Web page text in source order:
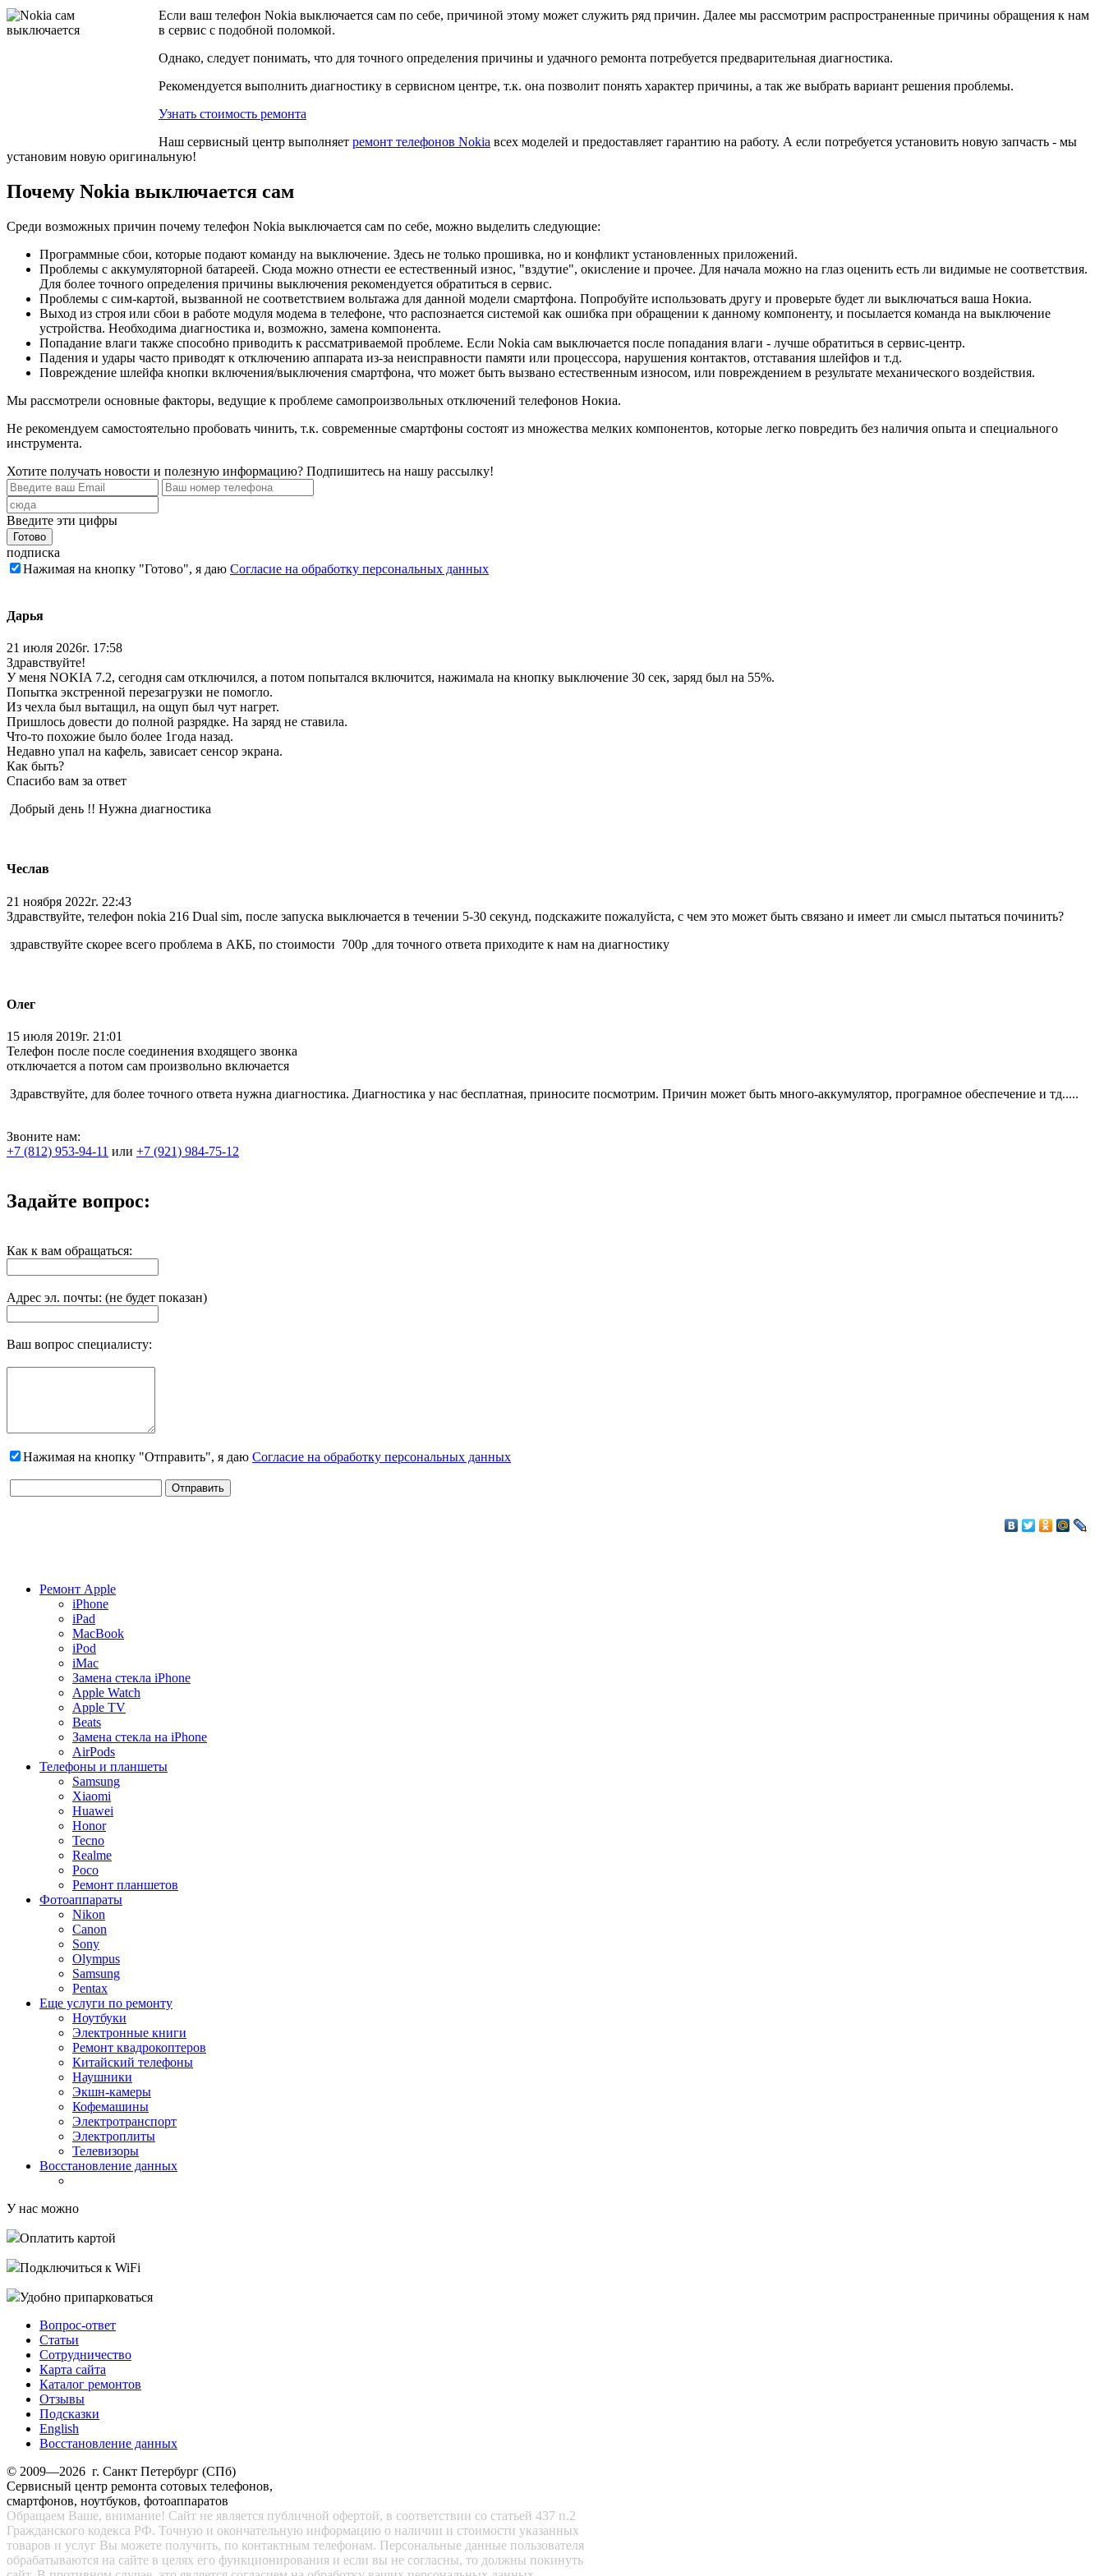
Если ваш телефон Nokia выключается сам по себе, причиной этому может служить ряд причин. Далее мы рассмотрим распространенные причины обращения к нам
в сервис с подобной поломкой.
Однако, следует понимать, что для точного определения причины и удачного ремонта потребуется предварительная диагностика.
Рекомендуется выполнить диагностику в сервисном центре, т.к. она позволит понять характер причины, а так же выбрать вариант решения проблемы.
Узнать стоимость ремонта
Наш сервисный центр выполняет ремонт телефонов Nokia всех моделей и предоставляет гарантию на работу. А если потребуется установить новую запчасть - мы
установим новую оригинальную!
Почему Nokia выключается сам
Среди возможных причин почему телефон Nokia выключается сам по себе, можно выделить следующие:
Программные сбои, которые подают команду на выключение. Здесь не только прошивка, но и конфликт установленных приложений.
Проблемы с аккумуляторной батареей. Сюда можно отнести ее естественный износ, "вздутие", окисление и прочее. Для начала можно на глаз оценить есть ли видимые не соответствия.
Для более точного определения причины выключения рекомендуется обратиться в сервис.
Проблемы с сим-картой, вызванной не соответствием вольтажа для данной модели смартфона. Попробуйте использовать другу и проверьте будет ли выключаться ваша Нокиа.
Выход из строя или сбои в работе модуля модема в телефоне, что распознается системой как ошибка при обращении к данному компоненту, и посылается команда на выключение
устройства. Необходима диагностика и, возможно, замена компонента.
Попадание влаги также способно приводить к рассматриваемой проблеме. Если Nokia сам выключается после попадания влаги - лучше обратиться в сервис-центр.
Падения и удары часто приводят к отключению аппарата из-за неисправности памяти или процессора, нарушения контактов, отставания шлейфов и т.д.
Повреждение шлейфа кнопки включения/выключения смартфона, что может быть вызвано естественным износом, или повреждением в результате механического воздействия.
Мы рассмотрели основные факторы, ведущие к проблеме самопроизвольных отключений телефонов Нокиа.
Не рекомендуем самостоятельно пробовать чинить, т.к. современные смартфоны состоят из множества мелких компонентов, которые легко повредить без наличия опыта и специального
инструмента.
Хотите получать новости и полезную информацию? Подпишитесь на нашу рассылку!
Введите эти цифры
подписка
Нажимая на кнопку "Готово", я даю Согласие на обработку персональных данных
Дарья
21 июля 2026г. 17:58
Здравствуйте!
У меня NOKIA 7.2, сегодня сам отключился, а потом попытался включится, нажимала на кнопку выключение 30 сек, заряд был на 55%.
Попытка экстренной перезагрузки не помогло.
Из чехла был вытащил, на ощуп был чут нагрет.
Пришлось довести до полной разрядке. На заряд не ставила.
Что-то похожие было более 1года назад.
Недавно упал на кафель, зависает сенсор экрана.
Как быть?
Спасибо вам за ответ
Добрый день !! Нужна диагностика
Чеслав
21 ноября 2022г. 22:43
Здравствуйте, телефон nokia 216 Dual sim, после запуска выключается в течении 5-30 секунд, подскажите пожалуйста, с чем это может быть связано и имеет ли смысл пытаться починить?
здравствуйте скорее всего проблема в АКБ, по стоимости 700р ,для точного ответа приходите к нам на диагностику
Олег
15 июля 2019г. 21:01
Телефон после после соединения входящего звонка
отключается а потом сам произвольно включается
Здравствуйте, для более точного ответа нужна диагностика. Диагностика у нас бесплатная, приносите посмотрим. Причин может быть много-аккумулятор, програмное обеспечение и тд.....
Звоните нам:
+7 (812) 953-94-11 или +7 (921) 984-75-12
Задайте вопрос:
Как к вам обращаться:
Адрес эл. почты: (не будет показан)
Ваш вопрос специалисту:
Нажимая на кнопку "Отправить", я даю Согласие на обработку персональных данных
Ремонт Apple
iPhone
iPad
MacBook
iPod
iMac
Замена стекла iPhone
Apple Watch
Apple TV
Beats
Замена стекла на iPhone
AirPods
Телефоны и планшеты
Samsung
Xiaomi
Huawei
Honor
Tecno
Realme
Poco
Ремонт планшетов
Фотоаппараты
Nikon
Canon
Sony
Olympus
Samsung
Pentax
Еще услуги по ремонту
Ноутбуки
Электронные книги
Ремонт квадрокоптеров
Китайский телефоны
Наушники
Экшн-камеры
Кофемашины
Электротранспорт
Электроплиты
Телевизоры
Восстановление данных
У нас можно
Оплатить картой
Подключиться к WiFi
Удобно припарковаться
Вопрос-ответ
Статьи
Сотрудничество
Карта сайта
Каталог ремонтов
Отзывы
Подсказки
English
Восстановление данных
© 2009—2026 г. Санкт Петербург (СПб)
Сервисный центр ремонта сотовых телефонов,
смартфонов, ноутбуков, фотоаппаратов
Обращаем Ваше, внимание! Сайт не является публичной офертой, в соответствии со статьей 437 п.2
Гражданского кодекса РФ. Точную и окончательную информацию о наличии и стоимости указанных
товаров и услуг Вы можете получить, по контактным телефонам. Персональные данные пользователя
обрабатываются на сайте в целях его функционирования и если вы не согласны, то должны покинуть